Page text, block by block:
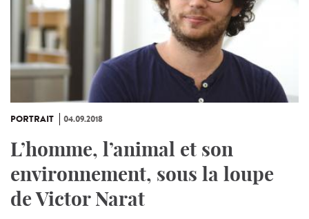
PORTRAIT 04.09.2018
L’homme, l’animal et son
environnement, sous la loupe
de Victor Narat